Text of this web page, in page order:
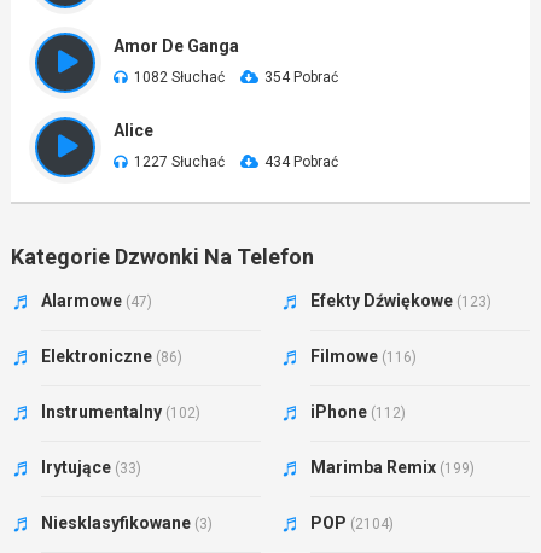
Amor De Ganga
1082 Słuchać 354 Pobrać
Alice
1227 Słuchać 434 Pobrać
Kategorie Dzwonki Na Telefon
Alarmowe (47) Efekty Dźwiękowe (123)
Elektroniczne (86) Filmowe (116)
Instrumentalny (102) iPhone (112)
Irytujące (33) Marimba Remix (199)
Niesklasyfikowane (3) POP (2104)